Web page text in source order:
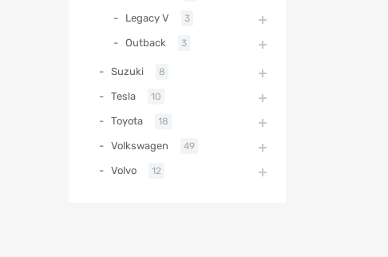
Legacy V 3
Outback 3
Suzuki 8
Tesla 10
Toyota 18
Volkswagen 49
Volvo 12